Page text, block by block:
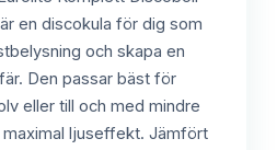
en discokula för dig som
och skapa en
Den passar bäst för
eller till och med mindre
maximal ljuseffekt. Jämfört